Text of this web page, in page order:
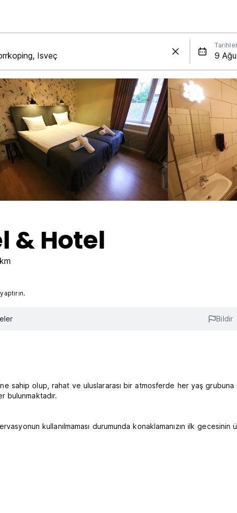
& Hotel
Bildir
sahip olup, rahat ve uluslararası bir atmosferde her yaş grubuna
bulunmaktadır.
kullanılmaması durumunda konaklamanızın ilk gecesinin